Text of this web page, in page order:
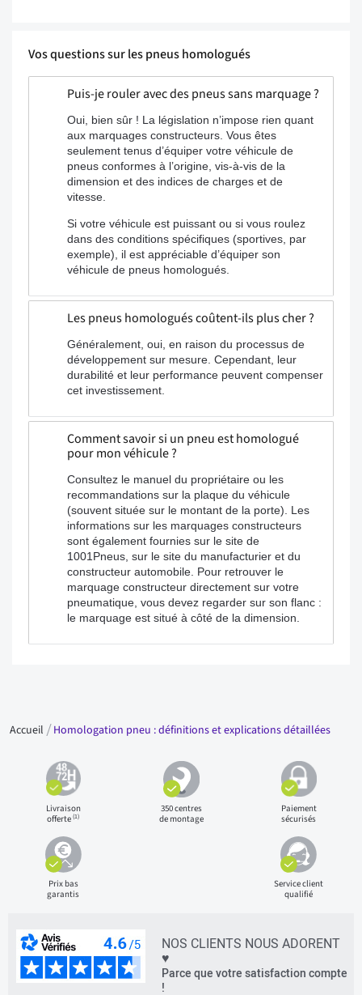
Vos questions sur les pneus homologués
Puis-je rouler avec des pneus sans marquage ?
Oui, bien sûr ! La législation n’impose rien quant
aux marquages constructeurs. Vous êtes
seulement tenus d’équiper votre véhicule de
pneus conformes à l’origine, vis-à-vis de la
dimension et des indices de charges et de
vitesse.
Si votre véhicule est puissant ou si vous roulez
dans des conditions spécifiques (sportives, par
exemple), il est appréciable d’équiper son
véhicule de pneus homologués.
Les pneus homologués coûtent-ils plus cher ?
Généralement, oui, en raison du processus de
développement sur mesure. Cependant, leur
durabilité et leur performance peuvent compenser
cet investissement.
Comment savoir si un pneu est homologué
pour mon véhicule ?
Consultez le manuel du propriétaire ou les
recommandations sur la plaque du véhicule
(souvent située sur le montant de la porte). Les
informations sur les marquages constructeurs
sont également fournies sur le site de
1001Pneus, sur le site du manufacturier et du
constructeur automobile. Pour retrouver le
marquage constructeur directement sur votre
pneumatique, vous devez regarder sur son flanc :
le marquage est situé à côté de la dimension.
Accueil Homologation pneu : définitions et explications détaillées
Livraison
offerte(1)
350 centres
de montage
Paiement
sécurisés
Prix bas
garantis
Service client
qualifié
NOS CLIENTS NOUS ADORENT
♥
Parce que votre satisfaction compte
!